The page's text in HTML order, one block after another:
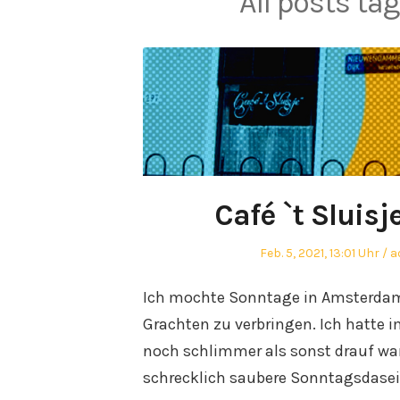
Café `t
Posted
Feb. 5, 2021, 13:01 Uhr
Ich mochte Sonntage in
Grachten zu verbringen. Ich hatte
noch schlimmer als sonst drauf
schrecklich saubere